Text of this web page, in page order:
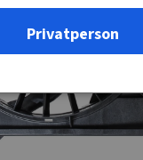
Privatperson